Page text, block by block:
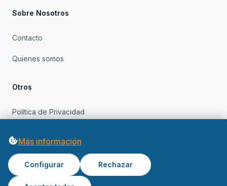
Sobre Nosotros
Contacto
Quienes somos
Otros
Política de Privacidad
Más información
Configurar Rechazar